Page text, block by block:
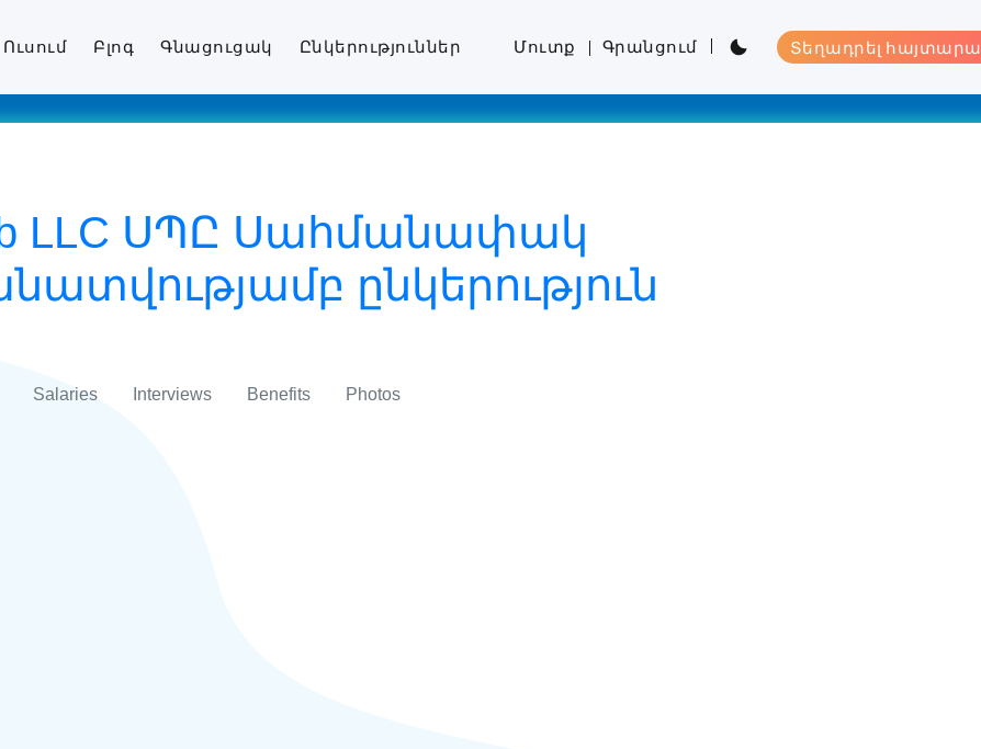
Ուսում Բլոգ Գնացուցակ Ընկերություններ Մուտք Գրանցում Տեղադրել
LLC ՍՊԸ Սահմանափակ
ընկերություն
Salaries Interviews Benefits Photos